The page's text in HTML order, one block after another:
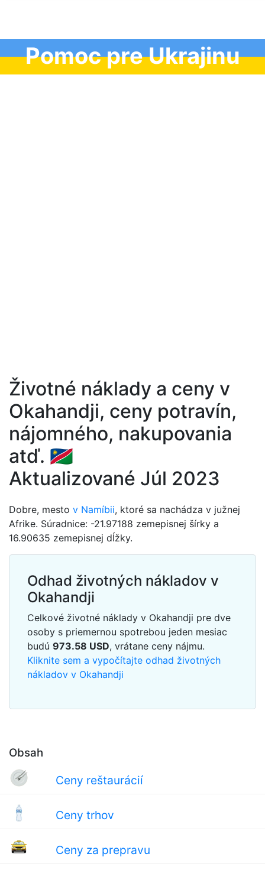
Pomoc pre Ukrajinu
Životné náklady a ceny v
Okahandji, ceny potravín,
nájomného, nakupovania
atď. 🇳🇦
Aktualizované Júl 2023
Obsah
Ceny reštaurácií
Ceny trhov
Ceny za prepravu
Dobre, mesto v Namíbii, ktoré sa nachádza v južnej
Afrike. Súradnice: -21.97188 zemepisnej šírky a
16.90635 zemepisnej dĺžky.
Odhad životných nákladov v
Okahandji
Celkové životné náklady v Okahandji pre dve
osoby s priemernou spotrebou jeden mesiac
budú 973.58 USD, vrátane ceny nájmu.
Kliknite sem a vypočítajte odhad životných
nákladov v Okahandji